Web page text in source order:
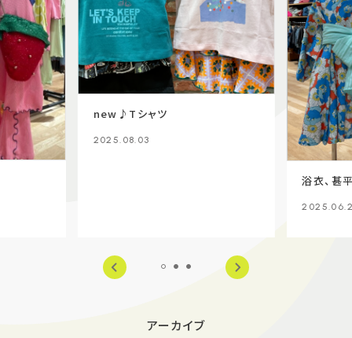
new♪Tシャツ
2025.08.03
浴衣、甚
アーカイブ